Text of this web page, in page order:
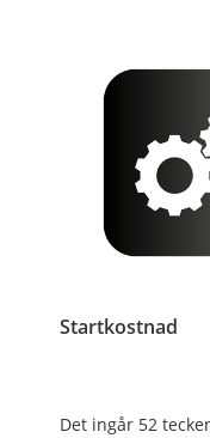
Startkostnad
Det ingår 52